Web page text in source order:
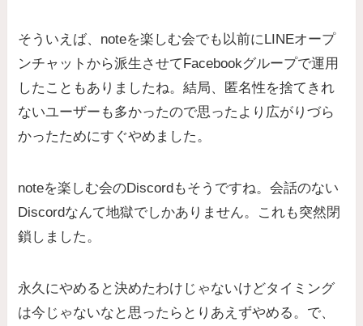
そういえば、noteを楽しむ会でも以前にLINEオープ
ンチャットから派生させてFacebookグループで運用
したこともありましたね。結局、匿名性を捨てきれ
ないユーザーも多かったので思ったより広がりづら
かったためにすぐやめました。
noteを楽しむ会のDiscordもそうですね。会話のない
Discordなんて地獄でしかありません。これも突然閉
鎖しました。
永久にやめると決めたわけじゃないけどタイミング
は今じゃないなと思ったらとりあえずやめる。で、